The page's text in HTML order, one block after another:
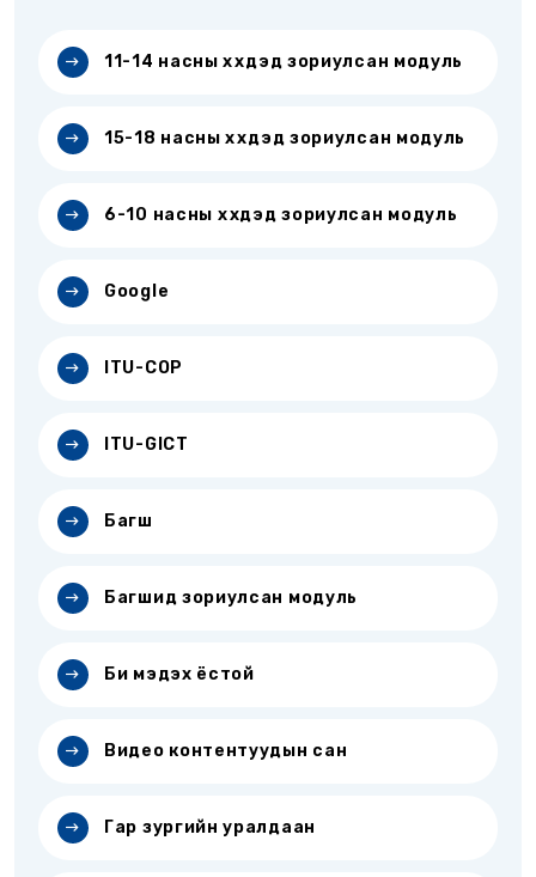
11-14 насны хүүхдэд зориулсан модуль
15-18 насны хүүхдэд зориулсан модуль
6-10 насны хүүхдэд зориулсан модуль
Google
ITU-COP
ITU-GICT
Багш
Багшид зориулсан модуль
Би мэдэх ёстой
Видео контентуудын сан
Гар зургийн уралдаан